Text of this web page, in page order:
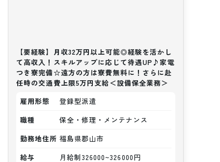
【要経験】月収32万円以上可能◎経験を活かし
て高収入！スキルアップに応じて待遇UP♪家電
つき寮完備☆遠方の方は寮費無料に！さらに赴
任時の交通費上限5万円支給＜設備保全業務＞
雇用形態
登録型派遣
職種
保全・修理・メンテナンス
勤務地住所 福島県郡山市
給与
月給制326000~326000円